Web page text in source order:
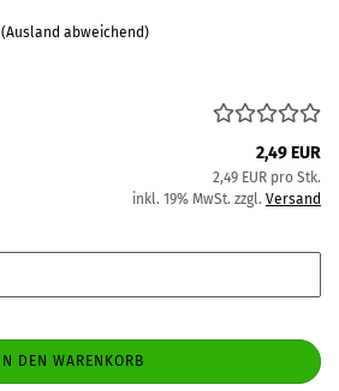
(Ausland abweichend)
2,49 EUR
2,49 EUR pro Stk.
inkl. 19% MwSt. zzgl. Versand
IN DEN WARENKORB